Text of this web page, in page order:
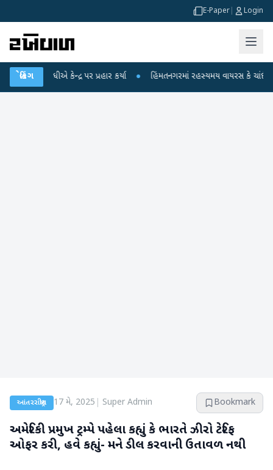
E-Paper Login
બ્રેકિંગ
પર પ્રહાર કર્યા ● હિંમતનગરમાં રહસ્યમય વાયરસ કે ચાંદીપુરા? 6 બાળકોના
આંતરરાષ્ટ્રીય 17 મે, 2025 Super Admin Bookmark
અમેરિકી પ્રમુખ ટ્રમ્પે પહેલા કહ્યું કે ભારતે ઝીરો ટેરિફ
ઓફર કરી, હવે કહ્યું- મને ડીલ કરવાની ઉતાવળ નથી